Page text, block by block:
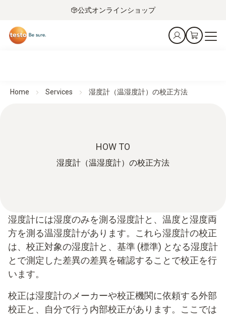
公式オンラインショップ
Home Services 湿度計（温湿度計）の校正方法
HOW TO
湿度計（温湿度計）の校正方法
湿度計には湿度のみを測る湿度計と、温度と湿度両
方を測る温湿度計があります。これら湿度計の校正
は、校正対象の湿度計と、基準 (標準) となる湿度計
とで測定した差異の差異を確認することで校正を行
います。
校正は湿度計のメーカーや校正機関に依頼する外部
校正と、自分で行う内部校正があります。ここでは